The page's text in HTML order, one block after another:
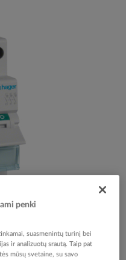
nuotraukoje
penki
suasmenintų turinį bei
ir analizuotų srautą. Taip pat
mūsų svetaine, su savo